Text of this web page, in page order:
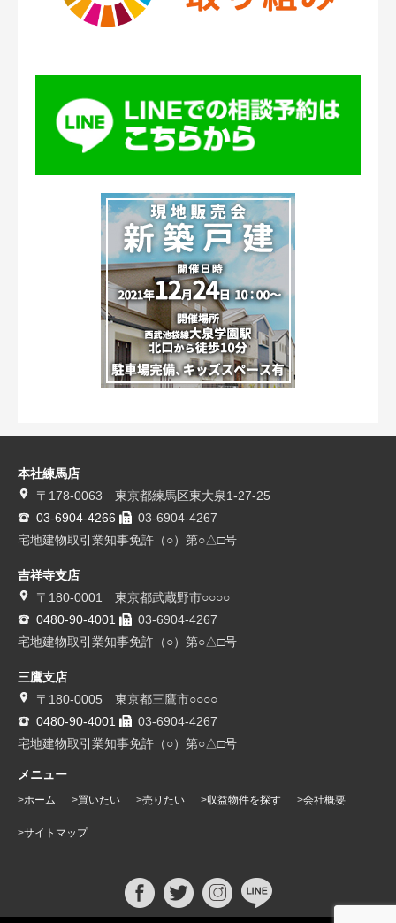
本社練馬店
〒178-0063 東京都練馬区東大泉1-27-25
03-6904-4266
03-6904-4267
宅地建物取引業知事免許（○）第○△□号
吉祥寺支店
〒180-0001 東京都武蔵野市○○○○
0480-90-4001
03-6904-4267
宅地建物取引業知事免許（○）第○△□号
三鷹支店
〒180-0005 東京都三鷹市○○○○
0480-90-4001
03-6904-4267
宅地建物取引業知事免許（○）第○△□号
メニュー
ホーム 買いたい 売りたい 収益物件を探す 会社概要
サイトマップ